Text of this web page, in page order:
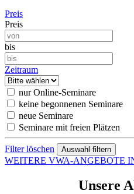
Preis
Preis
bis
Zeitraum
nur Online-Seminare
keine begonnenen Seminare
neue Seminare
Seminare mit freien Plätzen
Filter löschen
WEITERE VWA-ANGEBOTE
Unsere